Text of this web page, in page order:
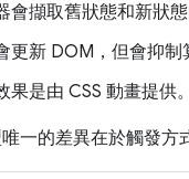
會擷取舊狀態和新狀態
更新 DOM，但會抑制
果是由 CSS 動畫提供。
一的差異在於觸發方